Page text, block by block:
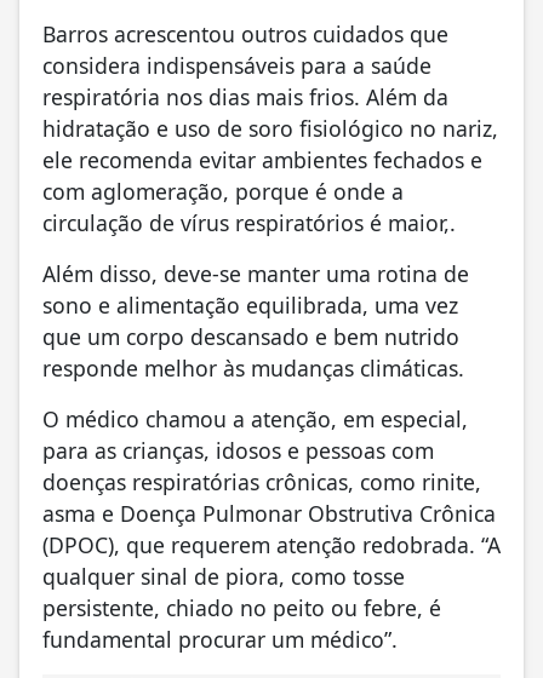
Barros acrescentou outros cuidados que
considera indispensáveis para a saúde
respiratória nos dias mais frios. Além da
hidratação e uso de soro fisiológico no nariz,
ele recomenda evitar ambientes fechados e
com aglomeração, porque é onde a
circulação de vírus respiratórios é maior,.
Além disso, deve-se manter uma rotina de
sono e alimentação equilibrada, uma vez
que um corpo descansado e bem nutrido
responde melhor às mudanças climáticas.
O médico chamou a atenção, em especial,
para as crianças, idosos e pessoas com
doenças respiratórias crônicas, como rinite,
asma e Doença Pulmonar Obstrutiva Crônica
(DPOC), que requerem atenção redobrada. “A
qualquer sinal de piora, como tosse
persistente, chiado no peito ou febre, é
fundamental procurar um médico”.